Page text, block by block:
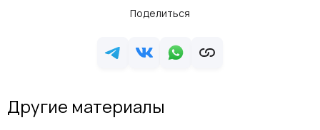
Поделиться
Другие материалы